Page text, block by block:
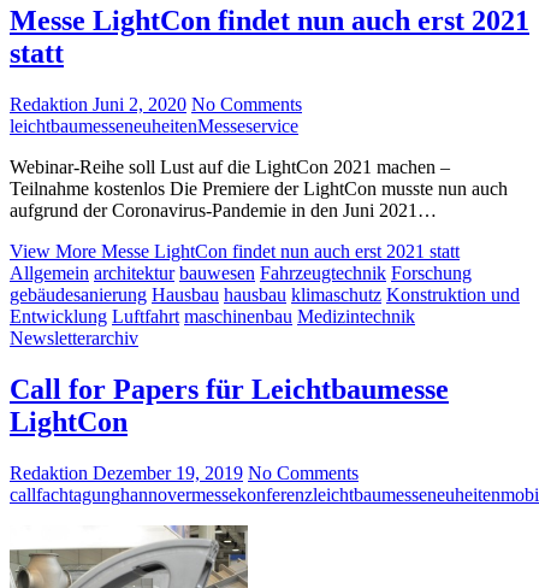
Messe LightCon findet nun auch erst 2021
statt
Redaktion Juni 2, 2020 No Comments
leichtbaumesseneuheitenMesseservice
Webinar-Reihe soll Lust auf die LightCon 2021 machen –
Teilnahme kostenlos Die Premiere der LightCon musste nun auch
aufgrund der Coronavirus-Pandemie in den Juni 2021…
View More Messe LightCon findet nun auch erst 2021 statt
Allgemein architektur bauwesen Fahrzeugtechnik Forschung
gebäudesanierung Hausbau hausbau klimaschutz Konstruktion und
Entwicklung Luftfahrt maschinenbau Medizintechnik
Newsletterarchiv
Call for Papers für Leichtbaumesse
LightCon
Redaktion Dezember 19, 2019 No Comments
callfachtagunghannovermessekonferenzleichtbaumesseneuheiten